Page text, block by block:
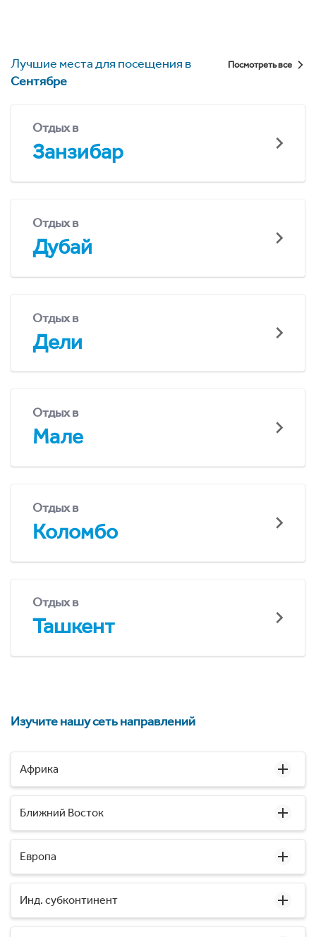
Лучшие места для посещения в
Сентябре
Посмотреть все
Отдых в
Занзибар
Отдых в
Дубай
Отдых в
Дели
Отдых в
Мале
Отдых в
Коломбо
Отдых в
Ташкент
Изучите нашу сеть направлений
Африка
Ближний Восток
Европа
Инд. субконтинент